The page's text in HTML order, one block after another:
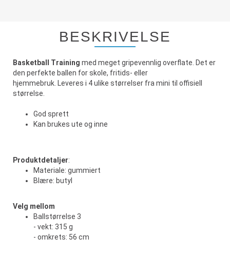
BESKRIVELSE
Basketball Training med meget gripevennlig overflate. Det er
den perfekte ballen for skole, fritids- eller
hjemmebruk. Leveres i 4 ulike størrelser fra mini til offisiell
størrelse.
God sprett
Kan brukes ute og inne
Produktdetaljer:
Materiale: gummiert
Blære: butyl
Velg mellom
Ballstørrelse 3
- vekt: 315 g
- omkrets: 56 cm